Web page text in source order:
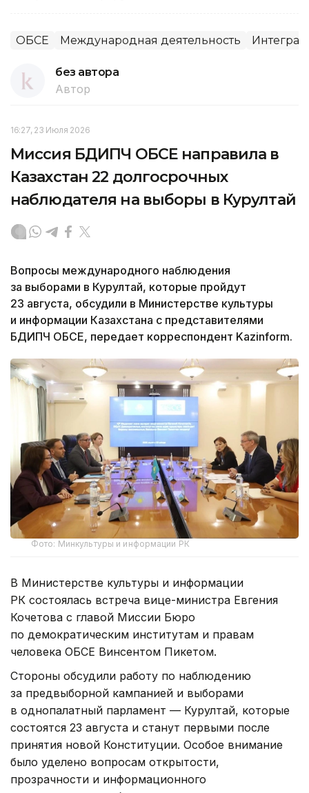
ОБСЕ Международная деятельность
без автора
Автор
16:27, 23 Июля 2026
Миссия БДИПЧ ОБСЕ направила в
Казахстан 22 долгосрочных
наблюдателя на выборы в Курултай
Вопросы международного наблюдения
за выборами в Курултай, которые пройдут
23 августа, обсудили в Министерстве культуры
и информации Казахстана с представителями
БДИПЧ ОБСЕ, передает корреспондент Kazinform.
Фото: Минкультуры и информации РК
В Министерстве культуры и информации
РК состоялась встреча вице-министра Евгения
Кочетова с главой Миссии Бюро
по демократическим институтам и правам
человека ОБСЕ Винсентом Пикетом.
Стороны обсудили работу по наблюдению
за предвыборной кампанией и выборами
в однопалатный парламент — Курултай, которые
состоятся 23 августа и станут первыми после
принятия новой Конституции. Особое внимание
было уделено вопросам открытости,
прозрачности и информационного